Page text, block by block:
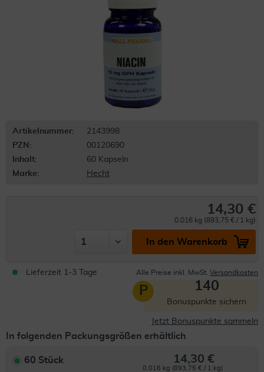
Artikelnummer:
2143998
PZN:
00120690
Inhalt:
60 Kapseln
Marke:
Hecht
14,30 €
0.016 kg (893,75 € / 1 kg)
In den Warenkorb
Lieferzeit 1-3 Tage Alle Preise inkl. MwSt. Versandkosten
P 140
Bonuspunkte sichern
Jetzt Bonuspunkte sammeln
In folgenden Packungsgrößen erhältlich
60 Stück 14,30 €
0.016 kg (893,75 € / 1 kg)